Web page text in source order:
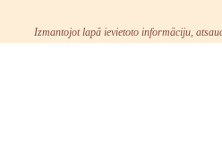
Izmantojot lapā ievietoto informāciju,